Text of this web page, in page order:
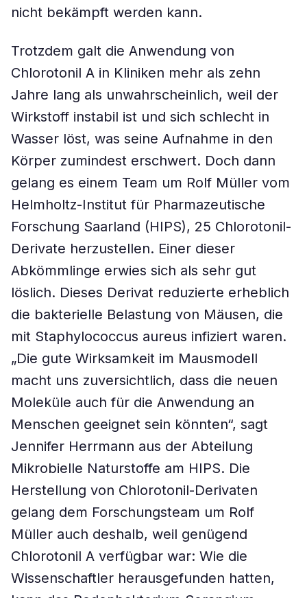
nicht bekämpft werden kann.
Trotzdem galt die Anwendung von
Chlorotonil A in Kliniken mehr als zehn
Jahre lang als unwahrscheinlich, weil der
Wirkstoff instabil ist und sich schlecht in
Wasser löst, was seine Aufnahme in den
Körper zumindest erschwert. Doch dann
gelang es einem Team um Rolf Müller vom
Helmholtz-Institut für Pharmazeutische
Forschung Saarland (HIPS), 25 Chlorotonil-
Derivate herzustellen. Einer dieser
Abkömmlinge erwies sich als sehr gut
löslich. Dieses Derivat reduzierte erheblich
die bakterielle Belastung von Mäusen, die
mit Staphylococcus aureus infiziert waren.
„Die gute Wirksamkeit im Mausmodell
macht uns zuversichtlich, dass die neuen
Moleküle auch für die Anwendung an
Menschen geeignet sein könnten“, sagt
Jennifer Herrmann aus der Abteilung
Mikrobielle Naturstoffe am HIPS. Die
Herstellung von Chlorotonil-Derivaten
gelang dem Forschungsteam um Rolf
Müller auch deshalb, weil genügend
Chlorotonil A verfügbar war: Wie die
Wissenschaftler herausgefunden hatten,